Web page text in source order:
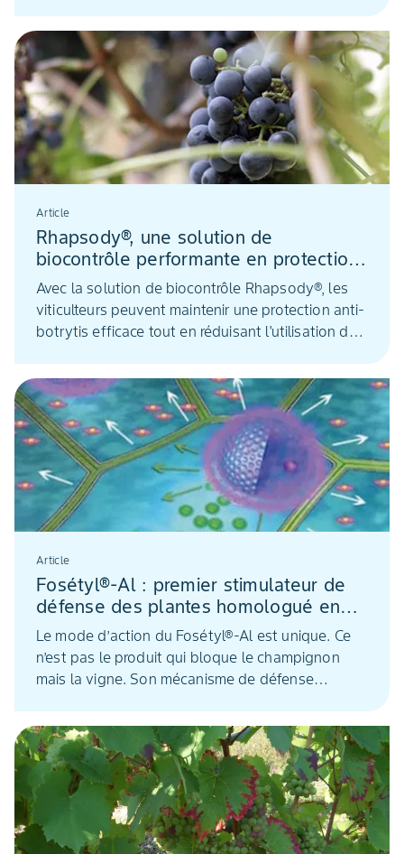
DSPPR. Dans certains cas, la valeur de cette
distance est indiquée sur l’étiquette. Dans le cas
contraire, les distances sont fixées par l’arrêté du
27 décembre 2019, selon le classement
toxicologique des produits et les cultures traitées.
Il prévoit que les viticulteurs peuvent adapter les
distances sécurité en s’appuyant sur les chartes
départementales et en utilisant des techniques
requises.
Article
Rhapsody®, une solution de
biocontrôle performante en protection
botrytis sur la vigne
Avec la solution de biocontrôle Rhapsody®, les
viticulteurs peuvent maintenir une protection anti-
botrytis efficace tout en réduisant l'utilisation des
s’applique en programme, au plus près des
périodes de contamination. Présentation.
Article
Fosétyl®-Al : premier stimulateur de
défense des plantes homologué en
vigne
Le mode d’action du Fosétyl®-Al est unique. Ce
n’est pas le produit qui bloque le champignon
mais la vigne. Son mécanisme de défense
Fosétyl®-Al pour lutter contre le mildiou.